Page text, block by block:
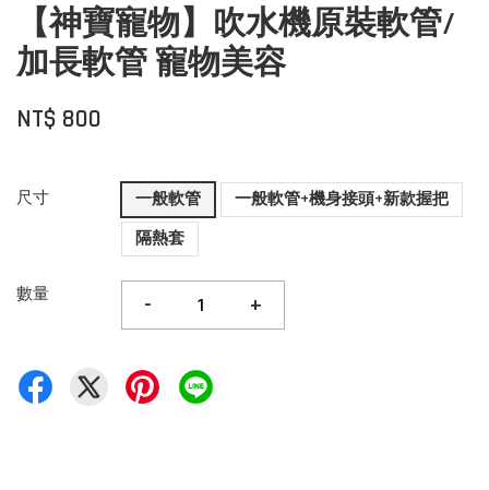
【神寶寵物】吹水機原裝軟管/
加長軟管 寵物美容
NT$ 800
尺寸 一般軟管
一般軟管+機身接頭+新款握把
隔熱套
數量 - +